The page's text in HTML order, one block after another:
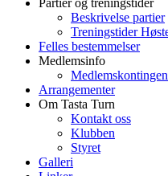
Partier og treningstider
Beskrivelse partier
Treningstider
Felles bestemmelser
Medlemsinfo
Arrangementer
Om Tasta Turn
Kontakt oss
Klubben
Styret
Galleri